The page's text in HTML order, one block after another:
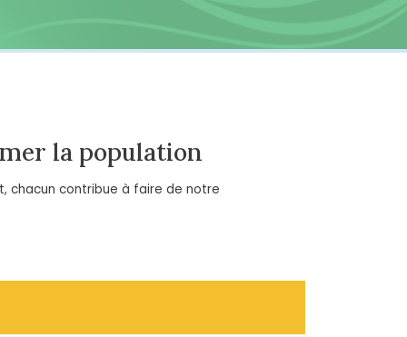
la population
chacun contribue à faire de notre